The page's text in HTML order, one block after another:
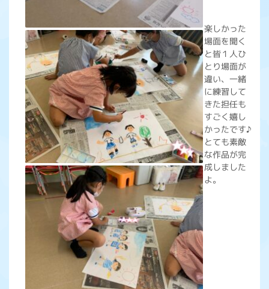
楽しかった
場面を聞く
と皆１人ひ
とり場面が
違い、一緒
に練習して
きた担任も
すごく嬉し
かったです♪
とても素敵
な作品が完
成しました
よ。